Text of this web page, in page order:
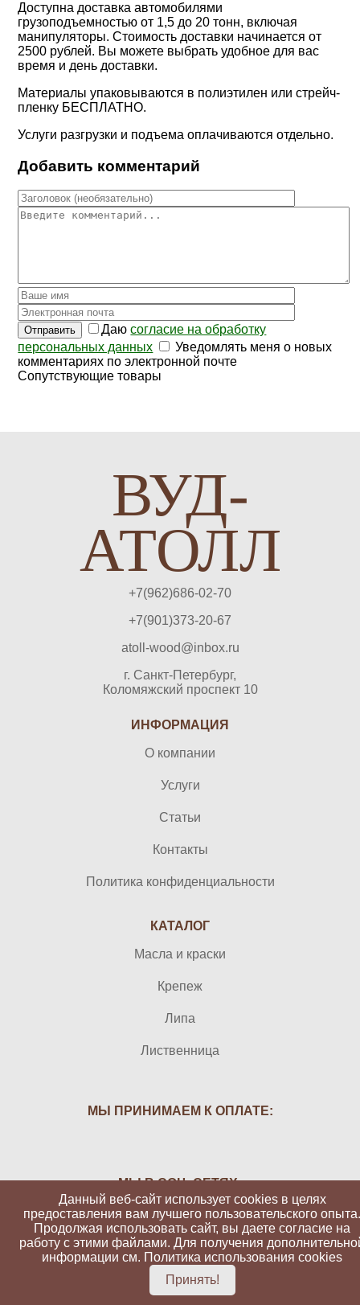
Доступна доставка автомобилями
грузоподъемностью от 1,5 до 20 тонн, включая
манипуляторы. Стоимость доставки начинается от
2500 рублей. Вы можете выбрать удобное для вас
время и день доставки.
Материалы упаковываются в полиэтилен или стрейч-
пленку БЕСПЛАТНО.
Услуги разгрузки и подъема оплачиваются отдельно.
Добавить комментарий
Отправить Даюсогласие на обработку
персональных данных
Уведомлять меня о новых
комментариях по электронной почте
Сопутствующие товары
ВУД-
АТОЛЛ
+7(962)686-02-70
+7(901)373-20-67
atoll-wood@inbox.ru
г. Санкт-Петербург,
Коломяжский проспект 10
ИНФОРМАЦИЯ
О компании
Услуги
Статьи
Контакты
Политика конфиденциальности
КАТАЛОГ
Масла и краски
Крепеж
Липа
Лиственница
МЫ ПРИНИМАЕМ К ОПЛАТЕ:
МЫ В СОЦ. СЕТЯХ:
Вуд-Атолл 2026 | Все права защищены
Данный веб-сайт использует cookies в целях
предоставления вам лучшего пользовательского опыта.
Продолжая использовать сайт, вы даете согласие на
работу с этими файлами. Для получения
информации см. Политика использования cookies
Принять!